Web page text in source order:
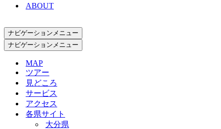
ABOUT
ナビゲーションメニュー
ナビゲーションメニュー
MAP
ツアー
見どころ
サービス
アクセス
各県サイト
大分県